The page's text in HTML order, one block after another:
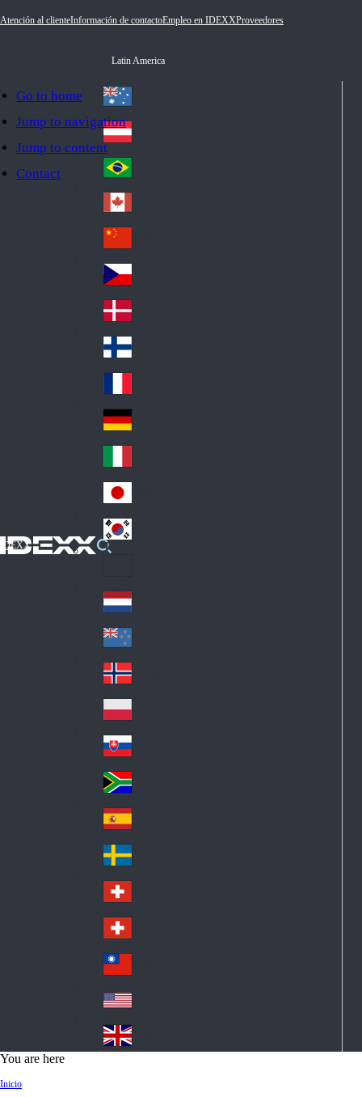
Go to home
Jump to navigation
Jump to content
Contact
Atención al clienteInformación de contactoEmpleo en IDEXXProveedores
IDEXX
Latin America
Au
str
ali
a
Au
stri
a
Br
azi
l
Ca
na
da
Ch
ina
Cz
ec
h
De
nm
ark
Fin
d
Fra
nc
e
Ge
an
y
Ital
y
Jap
an
Ko
Lat
in
A
me
ric
a
Ne
the
rla
nd
s
Ne
w
Ze
ala
nd
No
rw
ay
Pol
an
d
Slo
va
kia
So
uth
Af
ric
a
Sp
ain
Sw
ed
en
Sw
itz
erl
an
d
Sw
itz
erl
an
d
wa
n
A
Un
You are here
Inicio